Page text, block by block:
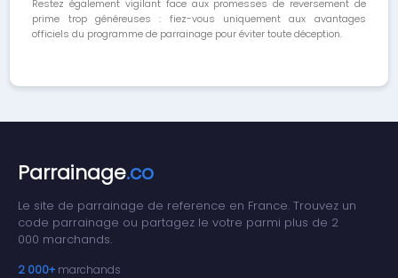
Restez également vigilant face aux promesses de reversement de
prime trop généreuses : fiez-vous uniquement aux avantages
officiels du programme de parrainage pour éviter toute déception.
Parrainage.co
Le site de parrainage de reference en France. Trouvez un
code parrainage ou partagez le votre parmi plus de 2
000 marchands.
2 000+ marchands